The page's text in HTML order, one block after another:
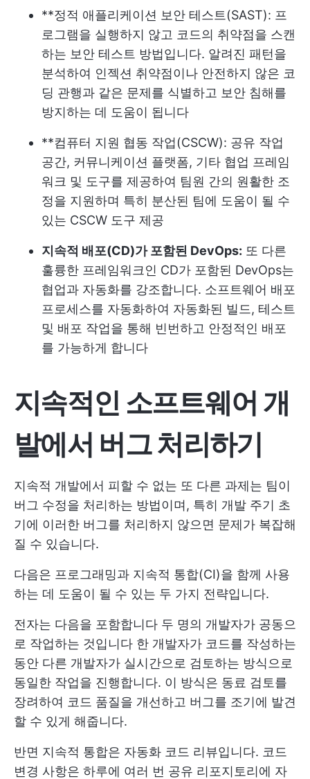
**정적 애플리케이션 보안 테스트(SAST): 프
로그램을 실행하지 않고 코드의 취약점을 스캔
하는 보안 테스트 방법입니다. 알려진 패턴을
분석하여 인젝션 취약점이나 안전하지 않은 코
딩 관행과 같은 문제를 식별하고 보안 침해를
방지하는 데 도움이 됩니다
**컴퓨터 지원 협동 작업(CSCW): 공유 작업
공간, 커뮤니케이션 플랫폼, 기타 협업 프레임
워크 및 도구를 제공하여 팀원 간의 원활한 조
정을 지원하며 특히 분산된 팀에 도움이 될 수
있는 CSCW 도구 제공
지속적 배포(CD)가 포함된 DevOps: 또 다른
훌륭한 프레임워크인 CD가 포함된 DevOps는
협업과 자동화를 강조합니다. 소프트웨어 배포
프로세스를 자동화하여 자동화된 빌드, 테스트
및 배포 작업을 통해 빈번하고 안정적인 배포
를 가능하게 합니다
지속적인 소프트웨어 개
발에서 버그 처리하기
지속적 개발에서 피할 수 없는 또 다른 과제는 팀이
버그 수정을 처리하는 방법이며, 특히 개발 주기 초
기에 이러한 버그를 처리하지 않으면 문제가 복잡해
질 수 있습니다.
다음은 프로그래밍과 지속적 통합(CI)을 함께 사용
하는 데 도움이 될 수 있는 두 가지 전략입니다.
전자는 다음을 포함합니다 두 명의 개발자가 공동으
로 작업하는 것입니다 한 개발자가 코드를 작성하는
동안 다른 개발자가 실시간으로 검토하는 방식으로
동일한 작업을 진행합니다. 이 방식은 동료 검토를
장려하여 코드 품질을 개선하고 버그를 조기에 발견
할 수 있게 해줍니다.
반면 지속적 통합은 자동화 코드 리뷰입니다. 코드
변경 사항은 하루에 여러 번 공유 리포지토리에 자